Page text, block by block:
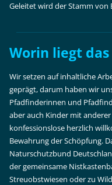
Geleitet wird der Stamm von
Worin liegt
Wir setzen auf inhaltliche
geprägt, darum haben wir
Pfadfinderinnen und
aber auch Kinder mit
konfessionslose herzlich
Bewahrung der Schöpfung.
Naturschutzbund
der gemeinsame
Streuobstwiesen oder zu